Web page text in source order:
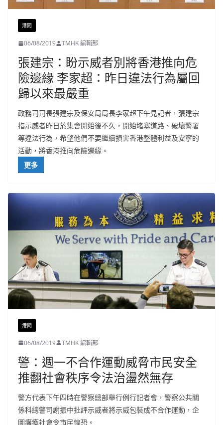
港聞
06/08/2019 TMHK 編輯部
張建宗：盼示威者別將香港推向危
險邊緣 李家超：昨日違法行為屬回
歸以來最嚴重
政務司司長張建宗及保安局局長李家超下午見記者，張建宗
指示威者昨日於集會開始後不久，開始堵塞道路、破壞警署
等違法行為，希望他們不要繼續損害香港整體利益及安寧的
活動，將香港推向危險邊緣。
更多
港聞
06/08/2019 TMHK 編輯部
警：週一不合作運動威脅市民安全
推翻社會秩序令法治盪然無存
警方代表下午四時在警察總部舉行例行記者會，警察公共關
係科總警司謝振中批評示威者將示威包裝成不合作運動，企
圖癱瘓社會令市民惶恐。